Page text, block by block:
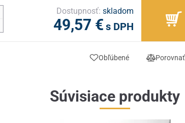
Dostupnosť: skladom
49,57 € s DPH
Obľúbené Porovnať
Súvisiace produkty